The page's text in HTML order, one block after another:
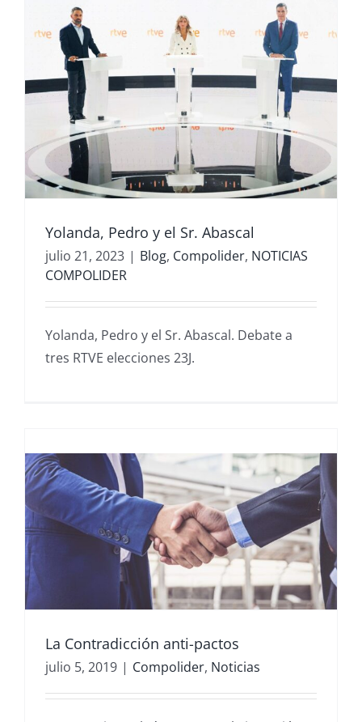
Yolanda, Pedro y el Sr. Abascal
julio 21, 2023 | Blog, Compolider, NOTICIAS
COMPOLIDER
Yolanda, Pedro y el Sr. Abascal. Debate a
tres RTVE elecciones 23J.
La Contradicción anti-pactos
julio 5, 2019 | Compolider, Noticias